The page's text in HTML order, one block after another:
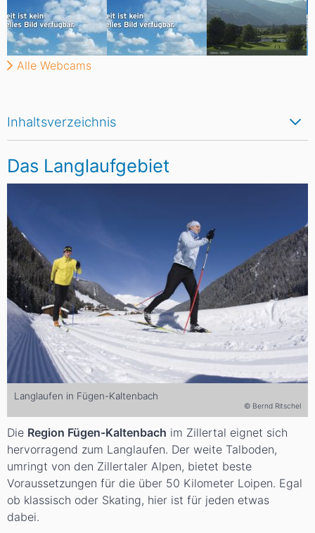
Inhaltsverzeichnis
Das Langlaufgebiet
Langlaufen in Fügen-Kaltenbach
© Bernd Ritschel
Die Region Fügen-Kaltenbach im Zillertal eignet sich
hervorragend zum Langlaufen. Der weite Talboden,
umringt von den Zillertaler Alpen, bietet beste
Voraussetzungen für die über 50 Kilometer Loipen. Egal
ob klassisch oder Skating, hier ist für jeden etwas
dabei.
Alle Webcams